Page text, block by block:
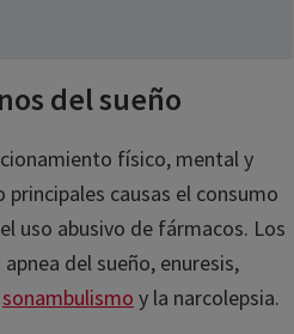
del sueño
físico, mental y
causas el consumo
uso abusivo de fármacos. Los
del sueño, enuresis,
y la narcolepsia.